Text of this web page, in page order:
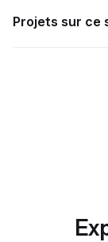
Projets sur ce